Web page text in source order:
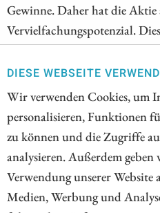
DIESE WEBSEITE
Wir verwenden Cookies, um
personalisieren, Funktionen
zu können und die Zugriffe
analysieren. Außerdem
Verwendung unserer Website
Medien, Werbung und
Gewinne. Daher hat die
Vervielfachungspotenzial.
von Nordex in den
Daher ist es auch nicht
die starken Quartalszahlen
Analyst rät sogar zum
Abverkauf nach den starken
Silver. Dabei scheint auch
Boden gefunden zu haben.
ZUM KOMMENTAR